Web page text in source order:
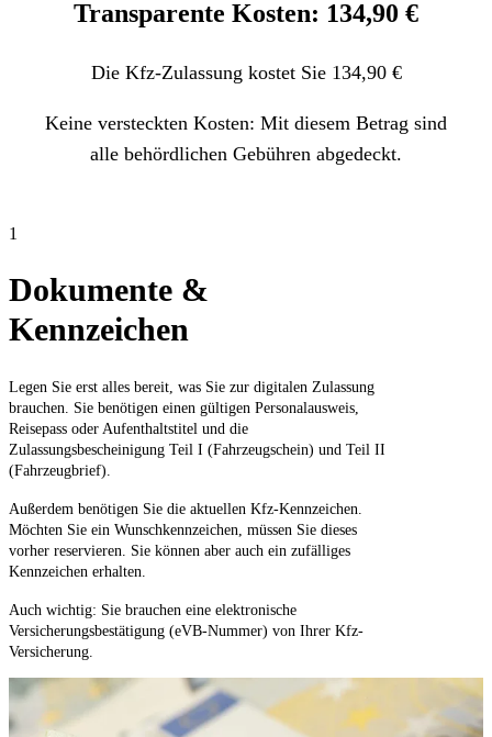
Transparente Kosten: 134,90 €
Die Kfz-Zulassung kostet Sie 134,90 €
Keine versteckten Kosten: Mit diesem Betrag sind
alle behördlichen Gebühren abgedeckt.
1
Dokumente &
Kennzeichen
Legen Sie erst alles bereit, was Sie zur digitalen Zulassung
brauchen. Sie benötigen einen gültigen Personalausweis,
Reisepass oder Aufenthaltstitel und die
Zulassungsbescheinigung Teil I (Fahrzeugschein) und Teil II
(Fahrzeugbrief).
Außerdem benötigen Sie die aktuellen Kfz-Kennzeichen.
Möchten Sie ein Wunschkennzeichen, müssen Sie dieses
vorher reservieren. Sie können aber auch ein zufälliges
Kennzeichen erhalten.
Auch wichtig: Sie brauchen eine elektronische
Versicherungsbestätigung (eVB-Nummer) von Ihrer Kfz-
Versicherung.